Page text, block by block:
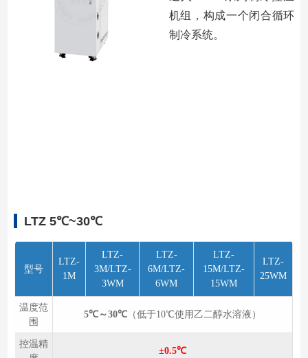
机组，构成⼀个闭合循环
制冷系统。
LTZ 5℃~30℃
型号
LTZ-
1M
LTZ-
3M/LTZ-
3WM
LTZ-
6M/LTZ-
6WM
LTZ-
15M/LTZ-
15WM
LTZ-
25WM
温度范
围
5℃～30℃ （低于10℃使⽤⼄⼆醇⽔溶液）
控温精
±0.5℃